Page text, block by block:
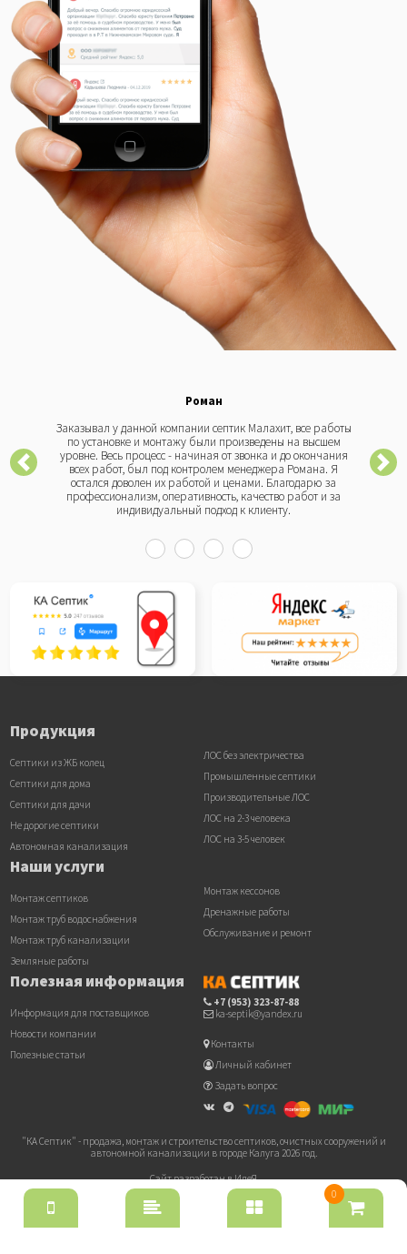
Роман
Заказывал у данной компании септик Малахит, все работы
по установке и монтажу были произведены на высшем
уровне. Весь процесс - начиная от звонка и до окончания
всех работ, был под контролем менеджера Романа. Я
остался доволен их работой и ценами. Благодарю за
профессионализм, оперативность, качество работ и за
индивидуальный подход к клиенту.
Продукция
Септики из ЖБ колец
Септики для дома
Септики для дачи
Не дорогие септики
Автономная канализация
ЛОС без электричества
Промышленные септики
Производительные ЛОС
ЛОС на 2-3 человека
ЛОС на 3-5 человек
Наши услуги
Монтаж септиков
Монтаж труб водоснабжения
Монтаж труб канализации
Земляные работы
Монтаж кессонов
Дренажные работы
Обслуживание и ремонт
Полезная информация
Информация для поставщиков
Новости компании
Полезные статьи
+7 (953) 323-87-88
ka-septik@yandex.ru
Контакты
Личный кабинет
Задать вопрос
"КА Септик" - продажа, монтаж и строительство септиков, очистных сооружений и
автономной канализации в городе Калуга 2026 год.
Сайт разработан в ИдеЯ
0